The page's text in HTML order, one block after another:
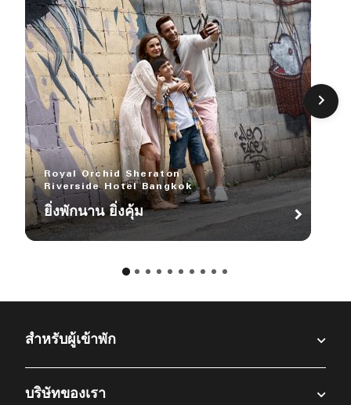
Royal Orchid Sheraton
Riverside Hotel Bangkok
ยิ่งพักนาน ยิ่งคุ้ม
สำหรับผู้เข้าพัก​
บริษัทของเรา